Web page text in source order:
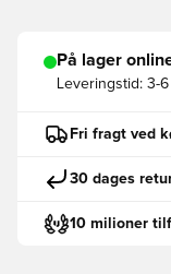
På lager
Leveringstid: 3-
Fri fragt ved
30 dages
10 milioner